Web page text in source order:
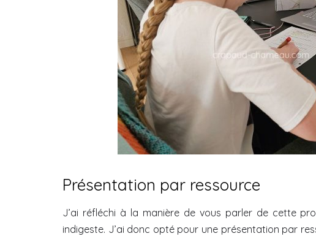
Présentation par ressource
J’ai réfléchi à la manière de vous parler de cette
indigeste. J’ai donc opté pour une présentation par